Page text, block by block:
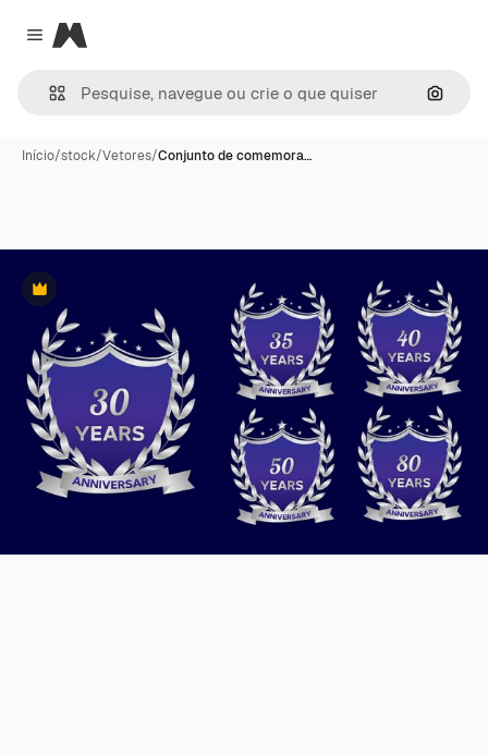
Close menu
Magnific
Início/stock/Vetores/Conjunto de comemora…
Premium